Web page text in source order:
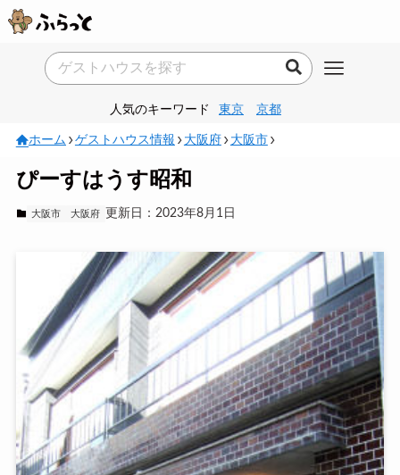
人気のキーワード 東京 京都
ホーム ゲストハウス情報 大阪府 大阪市
ぴーすはうす昭和
大阪市 大阪府 更新日：2023年8月1日